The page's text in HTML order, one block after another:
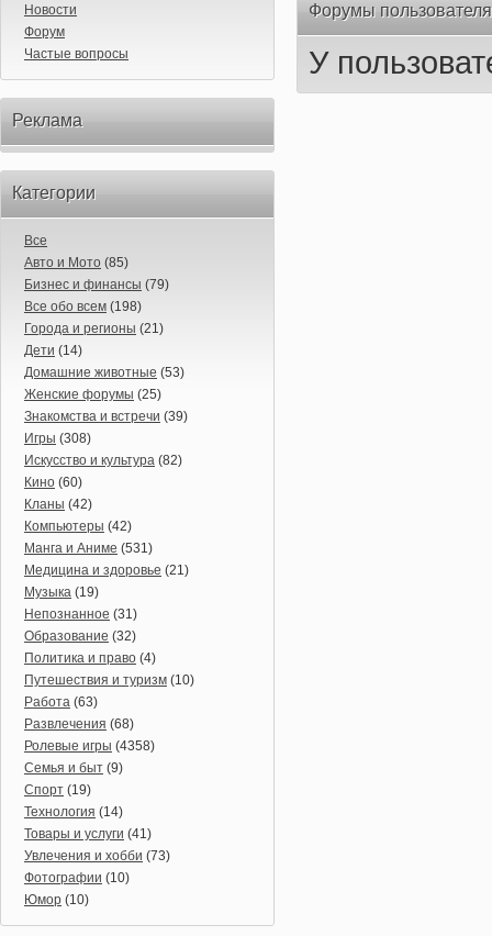
Новости
Форум
Частые вопросы
Реклама
Категории
Все
Авто и Мото (85)
Бизнес и финансы (79)
Все обо всем (198)
Города и регионы (21)
Дети (14)
Домашние животные (53)
Женские форумы (25)
Знакомства и встречи (39)
Игры (308)
Искусство и культура (82)
Кино (60)
Кланы (42)
Компьютеры (42)
Манга и Аниме (531)
Медицина и здоровье (21)
Музыка (19)
Непознанное (31)
Образование (32)
Политика и право (4)
Путешествия и туризм (10)
Работа (63)
Развлечения (68)
Ролевые игры (4358)
Семья и быт (9)
Спорт (19)
Технология (14)
Товары и услуги (41)
Увлечения и хобби (73)
Фотографии (10)
Юмор (10)
Форумы пользователя
У